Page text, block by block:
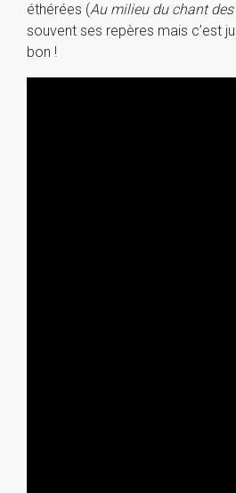
éthérées (Au milieu du chant
souvent ses repères mais c’est
bon !